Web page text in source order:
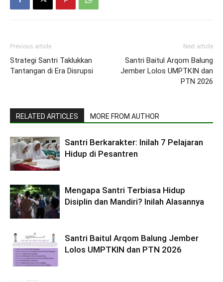
Previous article
Strategi Santri Taklukkan
Tantangan di Era Disrupsi
Next article
Santri Baitul Arqom Balung
Jember Lolos UMPTKIN dan
PTN 2026
RELATED ARTICLES MORE FROM AUTHOR
Santri Berkarakter: Inilah 7 Pelajaran
Hidup di Pesantren
Mengapa Santri Terbiasa Hidup
Disiplin dan Mandiri? Inilah Alasannya
Santri Baitul Arqom Balung Jember
Lolos UMPTKIN dan PTN 2026